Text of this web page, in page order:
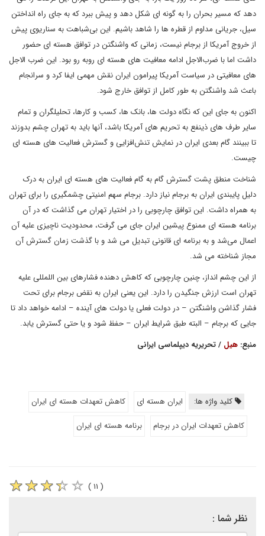
دهد که مسیر بحران را به گونه ای شکل دهد و پیش ببرد که به جای راه انداختن
سیل، جریانی مداوم از قطره ها را شاهد باشیم. این بی‌شباهت به سناریوی پیش
از خروج آمریکا از برجام نیست، زمانی که واشنگتن در توافق هسته ای حضور
داشت اما با ضرب‌الاجل ادامه معافیت های هسته ای روبه رو بود. این ضرب الاجل
های معافیتی در سیاست آمریکا پیرامون ایران نقش مهمی ایفا کرد و سرانجام
باعث شد واشنگتن به طور کامل از توافق خارج شود.
اکنون به جای این که نگاه دولت ها، بانک ها، کسب و کارها، تحلیلگران و تمام
سایر طرف های ذینفع به تحریم های آمریکا باشد، آنها باید به تهران چشم بدوزند
تا ببینند گام بعدی ایران در نمایش تنش‌افزایی و گسترش فعالیت های هسته ‌ای
چیست.
شناخت منطق پشت گسترش گام به گام فعالیت های هسته ای ایران به درک
دلیل پایبندی ایران به برجام نیاز دارد. برجام سهم امنیتی چشمگیری را برای تهران
به همراه داشت. این توافق چارچوبی را در اختیار تهران می گذاشت که در آن
برنامه هسته ای ممنوع پیشین ایران جای می گرفت، محدودیت ناچیزی علیه آن
اعمال می‌شد و به برنامه ای قانونی تبدیل می شد و با گذشت زمان گسترش آن
مجاز شناخته می شد.
از این چشم ‌انداز، چنین چارچوبی که کاهش دهنده فشارهای بین اللمللی علیه
تهران است ارزش جنگیدن را دارد. این یعنی ایران به نقض برجام برای تحت
فشار گذاشن واشنگتن – در دولت فعلی یا دولت های آینده – ادامه خواهد داد تا
جایی که برجام – البته طبق شرایط ایران – حفظ شود و یا حتی گسترش یابد.
منبع: هیل / تحریریه دیپلماسی ایرانی
کلید واژه ها: ایران هسته ای
کاهش تعهدات هسته ای ایران
کاهش تعهدات ایران در برجام
برنامه هسته ای ایران
( ۱۱ )
نظر شما :